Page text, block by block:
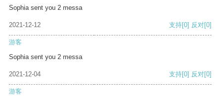
Sophia sent you 2 messa
2021-12-12 支持[0] 反对[0]
游客
Sophia sent you 2 messa
2021-12-04 支持[0] 反对[0]
游客